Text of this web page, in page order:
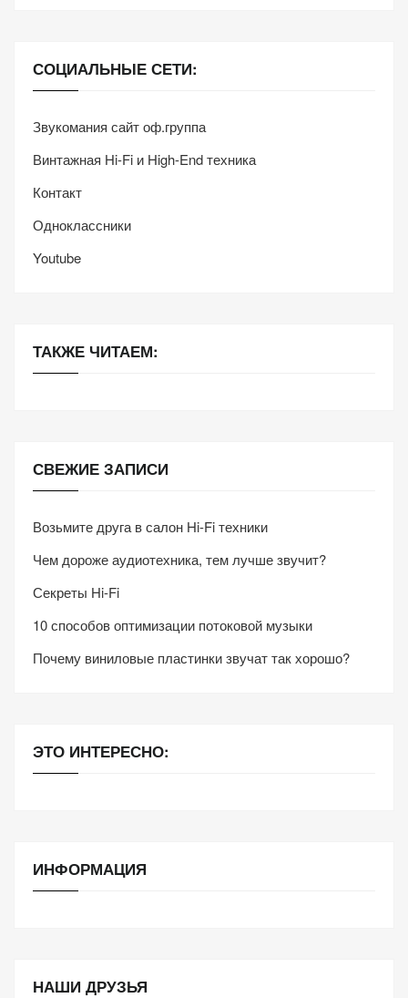
СОЦИАЛЬНЫЕ СЕТИ:
Звукомания сайт оф.группа
Винтажная Hi-Fi и High-End техника
Контакт
Одноклассники
Youtube
ТАКЖЕ ЧИТАЕМ:
СВЕЖИЕ ЗАПИСИ
Возьмите друга в салон Hi-Fi техники
Чем дороже аудиотехника, тем лучше звучит?
Секреты Hi-Fi
10 способов оптимизации потоковой музыки
Почему виниловые пластинки звучат так хорошо?
ЭТО ИНТЕРЕСНО:
ИНФОРМАЦИЯ
НАШИ ДРУЗЬЯ